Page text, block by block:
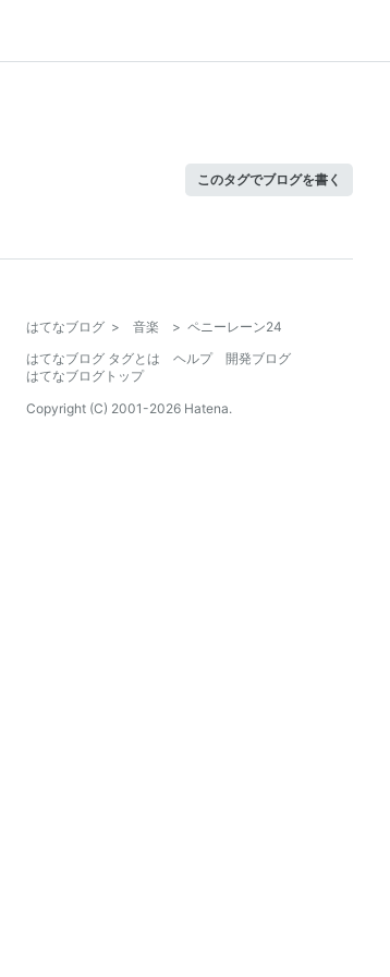
このタグでブログを書く
はてなブログ > 音楽 > ペニーレーン24
はてなブログ タグとは
ヘルプ
開発ブログ
はてなブログトップ
Copyright (C) 2001-2026 Hatena.